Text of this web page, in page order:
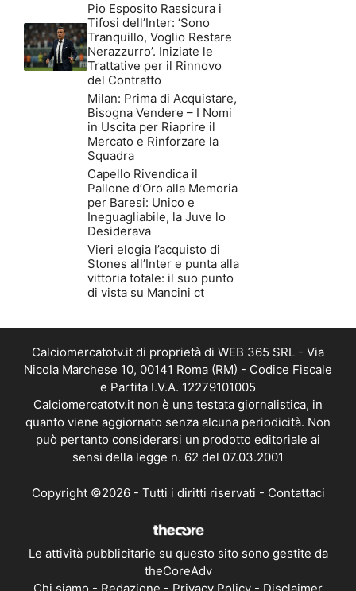
Pio Esposito Rassicura i
Tifosi dell’Inter: ‘Sono
Tranquillo, Voglio Restare
Nerazzurro’. Iniziate le
Trattative per il Rinnovo
del Contratto
Milan: Prima di Acquistare,
Bisogna Vendere – I Nomi
in Uscita per Riaprire il
Mercato e Rinforzare la
Squadra
Capello Rivendica il
Pallone d’Oro alla Memoria
per Baresi: Unico e
Ineguagliabile, la Juve lo
Desiderava
Vieri elogia l’acquisto di
Stones all’Inter e punta alla
vittoria totale: il suo punto
di vista su Mancini ct
Calciomercatotv.it di proprietà di WEB 365 SRL - Via
Nicola Marchese 10, 00141 Roma (RM) - Codice Fiscale
e Partita I.V.A. 12279101005
Calciomercatotv.it non è una testata giornalistica, in
quanto viene aggiornato senza alcuna periodicità. Non
può pertanto considerarsi un prodotto editoriale ai
sensi della legge n. 62 del 07.03.2001
Copyright ©2026 - Tutti i diritti riservati - Contattaci
Le attività pubblicitarie su questo sito sono gestite da
theCoreAdv